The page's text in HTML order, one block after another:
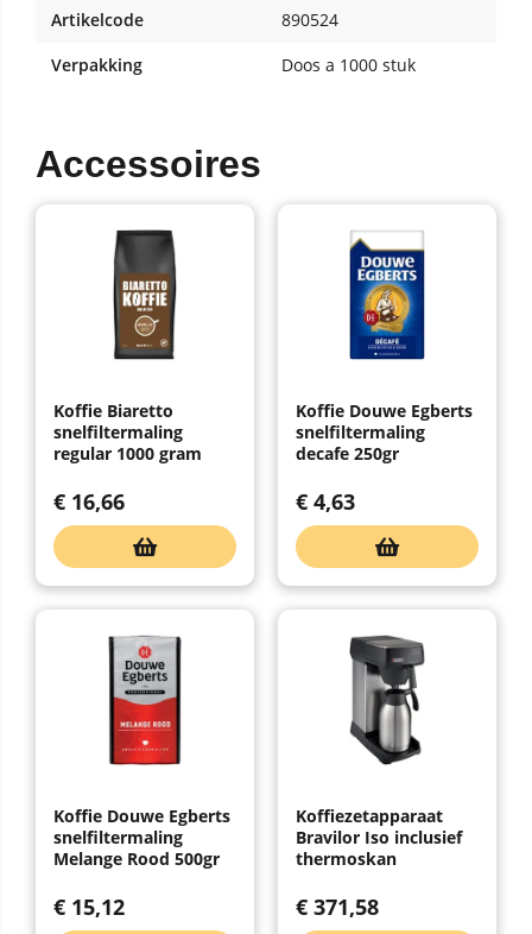
Artikelcode
890524
Verpakking
Doos a 1000 stuk
Accessoires
Koffie Biaretto
snelfiltermaling
regular 1000 gram
€ 16,66
Koffie Douwe Egberts
snelfiltermaling
decafe 250gr
€ 4,63
Koffie Douwe Egberts
snelfiltermaling
Melange Rood 500gr
€ 15,12
Koffiezetapparaat
Bravilor Iso inclusief
thermoskan
€ 371,58